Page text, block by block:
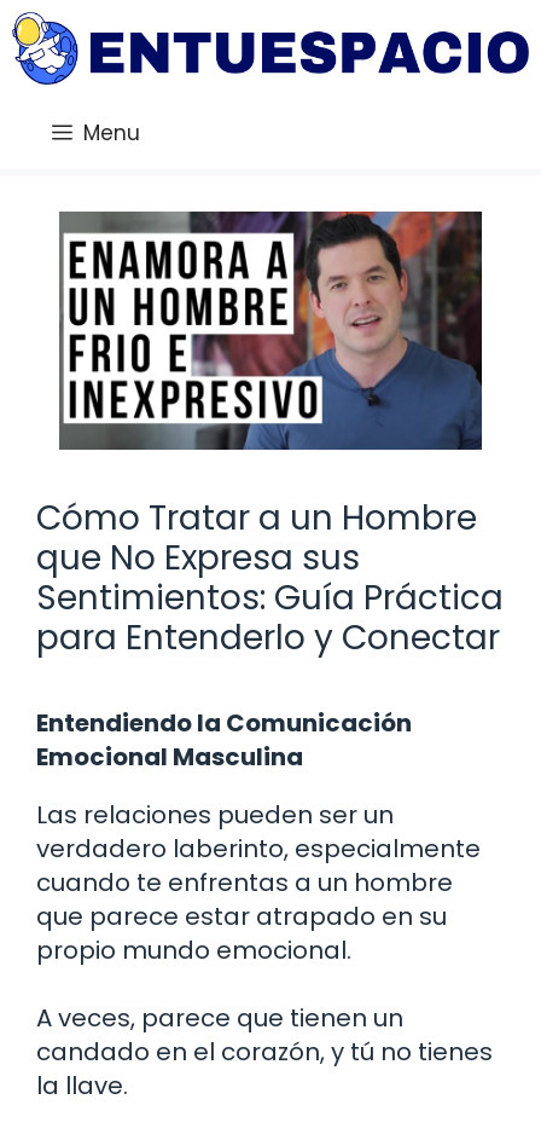
Saltar
al
contenido
Menu
Cómo Tratar a un Hombre
que No Expresa sus
Sentimientos: Guía Práctica
para Entenderlo y Conectar
Entendiendo la Comunicación
Emocional Masculina
Las relaciones pueden ser un
verdadero laberinto, especialmente
cuando te enfrentas a un hombre
que parece estar atrapado en su
propio mundo emocional.
A veces, parece que tienen un
candado en el corazón, y tú no tienes
la llave.